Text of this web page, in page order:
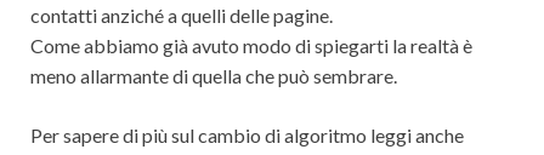
contatti anziché a quelli delle pagine.
Come abbiamo già avuto modo di spiegarti la realtà è
meno allarmante di quella che può sembrare.
Per sapere di più sul cambio di algoritmo leggi anche